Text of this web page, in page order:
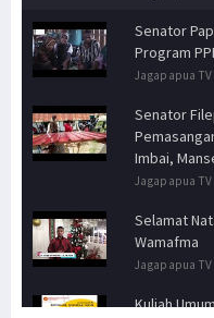
Senator
Program
Jagapapua TV
Senator
Imbai,
Jagapapua TV
Selamat
Wamafma
Jagapapua TV
Kuliah